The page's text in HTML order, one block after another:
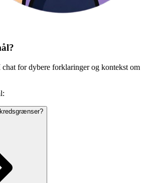
for dybere forklaringer og kontekst om